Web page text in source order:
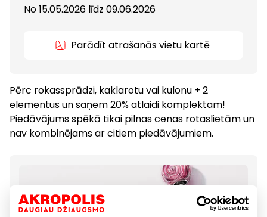
No 15.05.2026 līdz 09.06.2026
Parādīt atrašanās vietu kartē
Pērc rokassprādzi, kaklarotu vai kulonu + 2
elementus un saņem 20% atlaidi komplektam!
Piedāvājums spēkā tikai pilnas cenas rotaslietām un
nav kombinējams ar citiem piedāvājumiem.